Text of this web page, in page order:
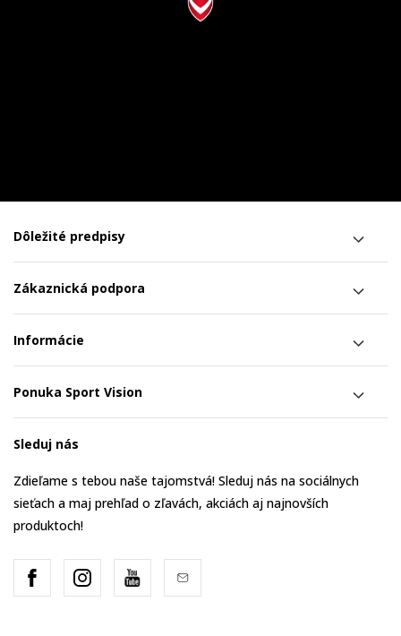
Dôležité predpisy
Zákaznická podpora
Informácie
Ponuka Sport Vision
Sleduj nás
Zdieľame s tebou naše tajomstvá! Sleduj nás na sociálnych
sieťach a maj prehľad o zľavách, akciách aj najnovších
produktoch!